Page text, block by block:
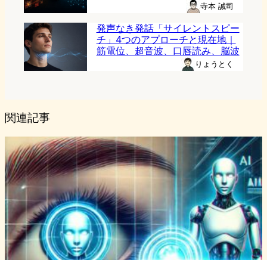
寺本 誠司
発声なき発話「サイレントスピー
チ」4つのアプローチと現在地｜
筋電位、超音波、口唇読み、脳波
りょうとく
関連記事